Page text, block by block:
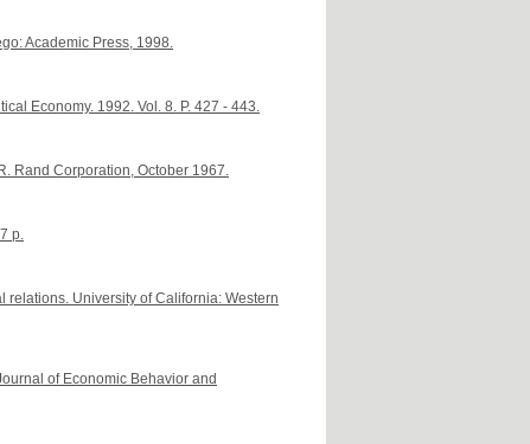
Academic Press, 1998.
Economy. 1992. Vol. 8. P. 427 - 443.
Rand Corporation, October 1967.
p.
relations. University of California: Western
of Economic Behavior and